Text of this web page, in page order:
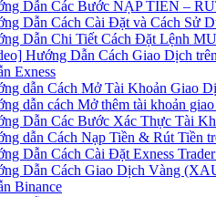
Dẫn Các Bước NẠP TIỀN –
Dẫn Cách Cài Đặt và Cách Sử
Dẫn Chi Tiết Cách Đặt Lệnh
Hướng Dẫn Cách Giao Dịch
Exness
dẫn Cách Mở Tài Khoản Giao
dẫn cách Mở thêm tài khoản
Dẫn Các Bước Xác Thực Tài
dẫn Cách Nạp Tiền & Rút Tiền
Dẫn Cách Cài Đặt Exness
Dẫn Cách Giao Dịch Vàng
Binance